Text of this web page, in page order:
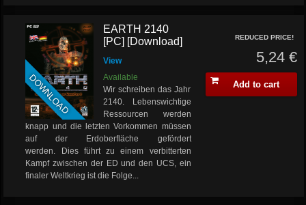
DOWNLOAD
EARTH 2140
[PC] [Download]
View
Available
Wir schreiben das Jahr
2140. Lebenswichtige
Ressourcen werden
knapp und die letzten Vorkommen müssen
auf der Erdoberfläche gefördert
werden. Dies führt zu einem verbitterten
Kampf zwischen der ED und den UCS, ein
finaler Weltkrieg ist die Folge...
REDUCED PRICE!
5,24 €
Add to cart